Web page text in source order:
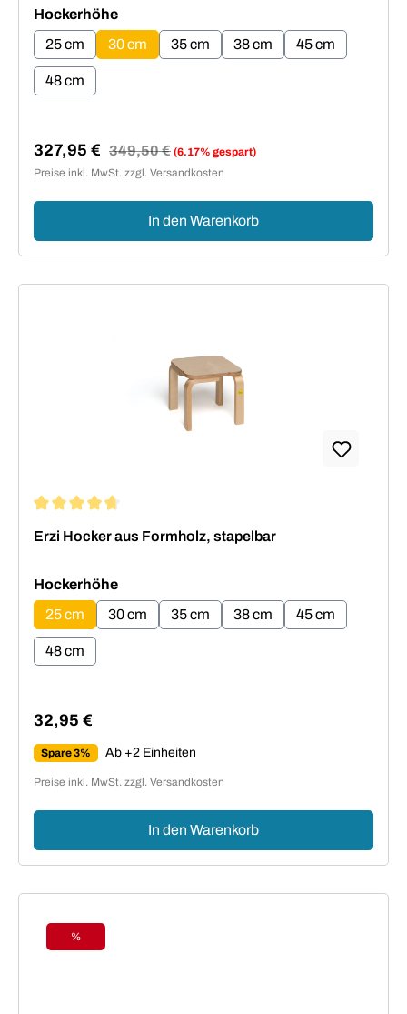
Hockerhöheauswählen
25 cm
30 cm 35 cm 38 cm 45 cm
48 cm
Verkaufspreis:
327,95 € Regulärer Preis:
349,50 € (6.17% gespart)
Preise inkl. MwSt. zzgl. Versandkosten
In den Warenkorb
Erzi Hocker aus Formholz, stapelbar
Hockerhöheauswählen
25 cm
30 cm 35 cm 38 cm 45 cm
48 cm
Regulärer Preis:
32,95 €
Spare 3% Ab +2 Einheiten
Preise inkl. MwSt. zzgl. Versandkosten
In den Warenkorb
Rabatt
%